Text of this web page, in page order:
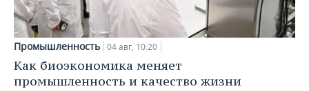
Промышленность 04 авг, 10:20
Как биоэкономика меняет
промышленность и качество жизни